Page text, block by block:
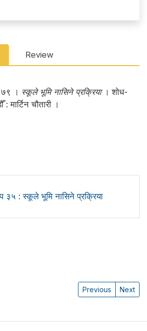
Review
। स्कूले भूमि नासिने प्रक्रिया। शोध-
मार्टिन चौतारी ।
३५ : स्कूले भूमि नासिने प्रक्रिया
Previous Next